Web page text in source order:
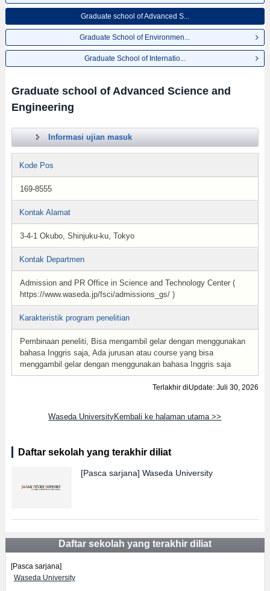
Graduate school of Advanced S...
Graduate School of Environmen...
Graduate School of Internatio...
Graduate school of Advanced Science and
Engineering
Informasi ujian masuk
Kode Pos
169-8555
Kontak Alamat
3-4-1 Okubo, Shinjuku-ku, Tokyo
Kontak Departmen
Admission and PR Office in Science and Technology Center (
https://www.waseda.jp/fsci/admissions_gs/ )
Karakteristik program penelitian
Pembinaan peneliti, Bisa mengambil gelar dengan menggunakan
bahasa Inggris saja, Ada jurusan atau course yang bisa
menggambil gelar dengan menggunakan bahasa Inggris saja
Terlakhir diUpdate: Juli 30, 2026
Waseda UniversityKembali ke halaman utama >>
Daftar sekolah yang terakhir diliat
[Pasca sarjana] Waseda University
Daftar sekolah yang terakhir diliat
[Pasca sarjana]
Waseda University